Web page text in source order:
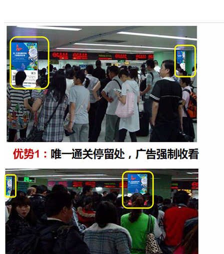
活动执行
活动策划与执行
港澳、东南亚活动策划执行服务
活动策划
解决方案
全网推广
视频推广
新闻推广
论坛推广
文库推广